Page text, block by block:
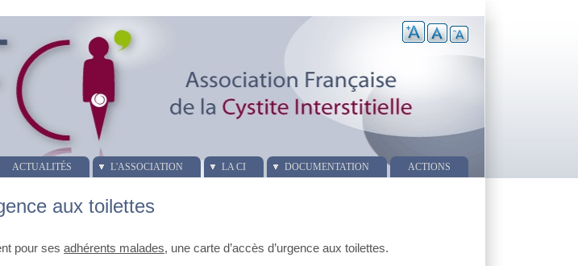
ACTUALITÉS L'ASSOCIATION LA CI DOCUMENTATION ACTIONS
aux toilettes
pour sesadhérents malades, une carte d’accès d’urgence aux toilettes.